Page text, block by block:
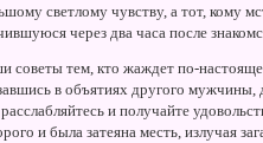
светлому чувству, а тот, кому
через два часа после
советы тем, кто жаждет по-
в объятиях другого мужчины,
и получайте
и была затеяна месть, излучая